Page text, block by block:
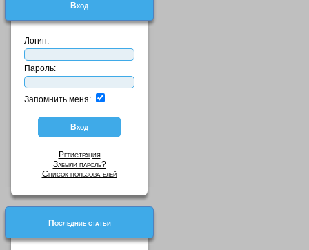
Вход
Логин:
Пароль:
Запомнить меня:
Регистрация
Забыли пароль?
Список пользователей
Последние статьи